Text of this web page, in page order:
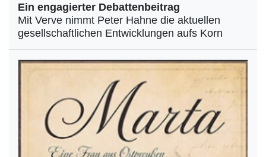
Ein engagierter Debattenbeitrag
Mit Verve nimmt Peter Hahne die aktuellen
gesellschaftlichen Entwicklungen aufs Korn